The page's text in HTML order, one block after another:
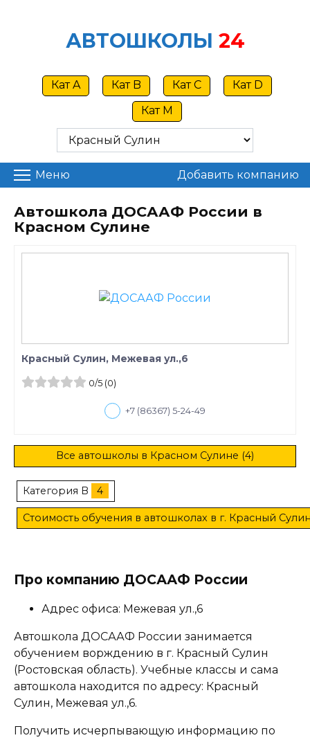
АВТОШКОЛЫ 24
Кат A Кат B Кат C
Кат D
Кат M
Меню Добавить компанию
Автошкола ДОСААФ России в
Красном Сулине
Красный Сулин, Межевая ул.,6
0/5(0)
+7 (86367) 5-24-49
Все автошколы в Красном Сулине (4)
Категория B 4
Стоимость обучения в автошколах в г. Красный
Про компанию ДОСААФ России
Адрес офиса: Межевая ул.,6
Автошкола ДОСААФ России занимается
обучением ворждению в г. Красный Сулин
(Ростовская область). Учебные классы и сама
автошкола находится по адресу: Красный
Сулин, Межевая ул.,6.
Получить исчерпывающую информацию по